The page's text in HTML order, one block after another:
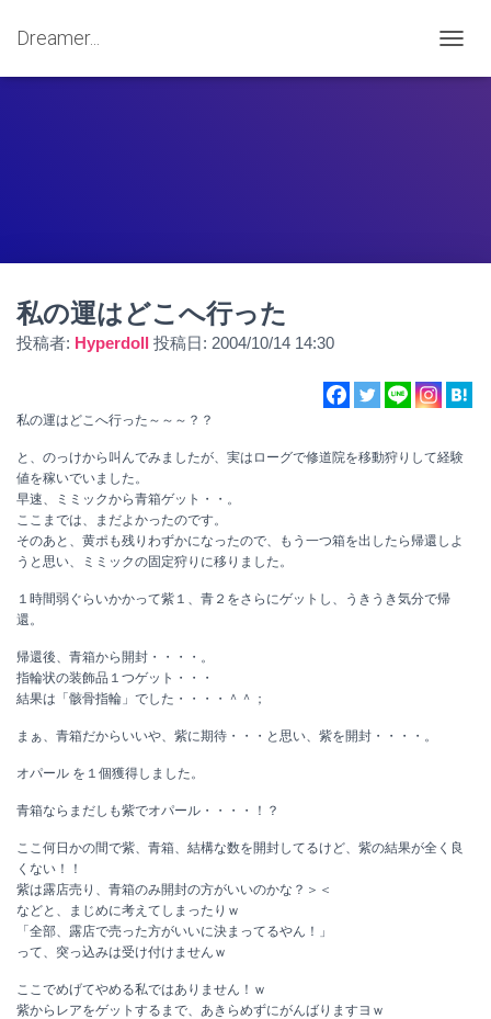
Dreamer...
ビ
替
私の運はどこへ行った
投稿者: Hyperdoll 投稿日: 2004/10/14 14:30
私の運はどこへ行った～～～？？
と、のっけから叫んでみましたが、実はローグで修道院を移動狩りして経験
値を稼いでいました。
早速、ミミックから青箱ゲット・・。
ここまでは、まだよかったのです。
そのあと、黄ポも残りわずかになったので、もう一つ箱を出したら帰還しよ
うと思い、ミミックの固定狩りに移りました。
１時間弱ぐらいかかって紫１、青２をさらにゲットし、うきうき気分で帰
還。
帰還後、青箱から開封・・・・。
指輪状の装飾品１つゲット・・・
結果は「骸骨指輪」でした・・・・＾＾；
まぁ、青箱だからいいや、紫に期待・・・と思い、紫を開封・・・・。
オパール を１個獲得しました。
青箱ならまだしも紫でオパール・・・・！？
ここ何日かの間で紫、青箱、結構な数を開封してるけど、紫の結果が全く良
くない！！
紫は露店売り、青箱のみ開封の方がいいのかな？＞＜
などと、まじめに考えてしまったりｗ
「全部、露店で売った方がいいに決まってるやん！」
って、突っ込みは受け付けませんｗ
ここでめげてやめる私ではありません！ｗ
紫からレアをゲットするまで、あきらめずにがんばりますヨｗ